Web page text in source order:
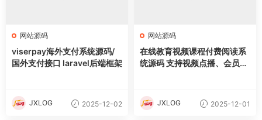
网站源码
viserpay海外支付系统源码/
国外支付接口 laravel后端框架
JXLOG 2025-12-02
网站源码
在线教育视频课程付费阅读系
统源码 支持视频点播、会员等
JXLOG 2025-12-01